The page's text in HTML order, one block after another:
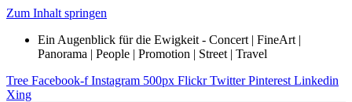
Zum Inhalt springen
Ein Augenblick für die Ewigkeit - Concert | FineArt |
Panorama | People | Promotion | Street | Travel
Tree Facebook-f Instagram 500px Flickr Twitter Pinterest Linkedin
Xing